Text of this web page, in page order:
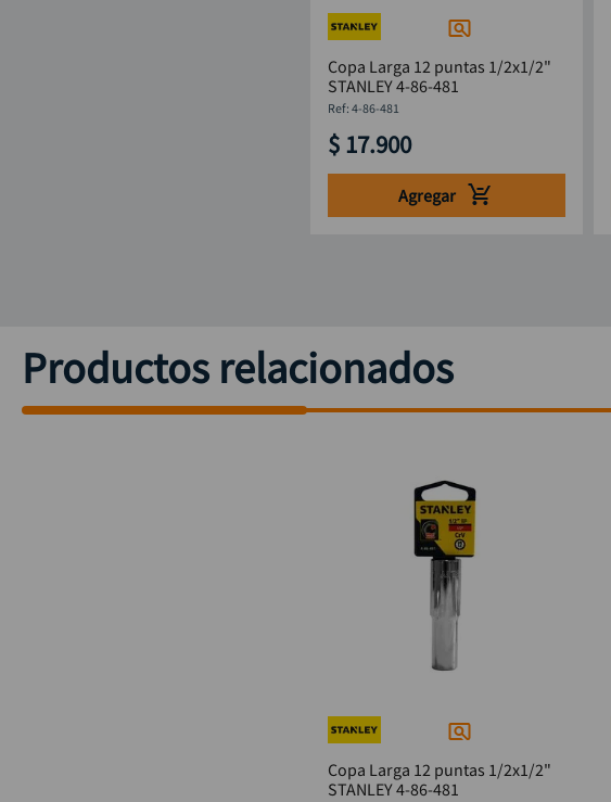
Copa Larga 12 puntas 1/2x1/2"
STANLEY 4-86-481
: 4-86-481
$ 17.900
Agregar
Productos relacionados
Copa Larga 12 puntas 1/2x1/2"
STANLEY 4-86-481